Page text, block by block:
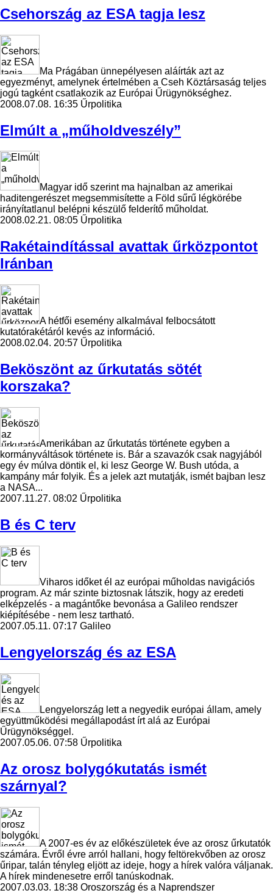
Csehország az ESA tagja lesz
Ma Prágában ünnepélyesen aláírták azt az
egyezményt, amelynek értelmében a Cseh Köztársaság teljes
jogú tagként csatlakozik az Európai Űrügynökséghez.
2008.07.08. 16:35 Űrpolitika
Elmúlt a „műholdveszély”
Magyar idő szerint ma hajnalban az amerikai
haditengerészet megsemmisítette a Föld sűrű légkörébe
irányítatlanul belépni készülő felderítő műholdat.
2008.02.21. 08:05 Űrpolitika
Rakétaindítással avattak űrközpontot
Iránban
A hétfői esemény alkalmával felbocsátott
kutatórakétáról kevés az információ.
2008.02.04. 20:57 Űrpolitika
Beköszönt az űrkutatás sötét
korszaka?
Amerikában az űrkutatás története egyben a
kormányváltások története is. Bár a szavazók csak nagyjából
egy év múlva döntik el, ki lesz George W. Bush utóda, a
kampány már folyik. És a jelek azt mutatják, ismét bajban lesz
a NASA...
2007.11.27. 08:02 Űrpolitika
B és C terv
Viharos időket él az európai műholdas navigációs
program. Az már szinte biztosnak látszik, hogy az eredeti
elképzelés - a magántőke bevonása a Galileo rendszer
kiépítésébe - nem lesz tartható.
2007.05.11. 07:17 Galileo
Lengyelország és az ESA
Lengyelország lett a negyedik európai állam, amely
együttműködési megállapodást írt alá az Európai
Űrügynökséggel.
2007.05.06. 07:58 Űrpolitika
Az orosz bolygókutatás ismét
szárnyal?
A 2007-es év az előkészületek éve az orosz űrkutatók
számára. Évről évre arról hallani, hogy feltörekvőben az orosz
űripar, talán tényleg eljött az ideje, hogy a hírek valóra váljanak.
A hírek mindenesetre erről tanúskodnak.
2007.03.03. 18:38 Oroszország és a Naprendszer